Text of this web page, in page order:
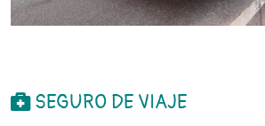
SEGURO DE VIAJE